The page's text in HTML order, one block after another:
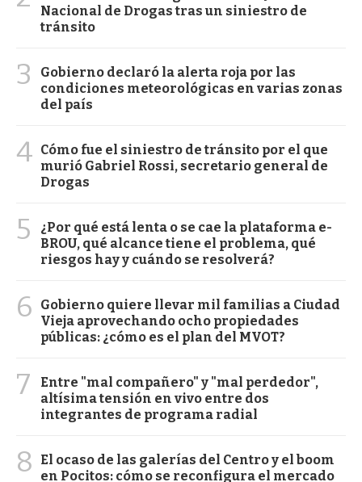
Nacional de Drogas tras un siniestro de
tránsito
3
Gobierno declaró la alerta roja por las
condiciones meteorológicas en varias zonas
del país
4 Cómo fue el siniestro de tránsito por el que
murió Gabriel Rossi, secretario general de
Drogas
5
¿Por qué está lenta o se cae la plataforma e-
BROU, qué alcance tiene el problema, qué
riesgos hay y cuándo se resolverá?
6
Gobierno quiere llevar mil familias a Ciudad
Vieja aprovechando ocho propiedades
públicas: ¿cómo es el plan del MVOT?
7
Entre "mal compañero" y "mal perdedor",
altísima tensión en vivo entre dos
integrantes de programa radial
8
El ocaso de las galerías del Centro y el boom
en Pocitos: cómo se reconfigura el mercado